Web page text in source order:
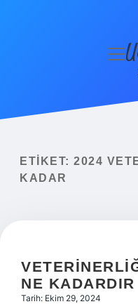
Yasal Uyarı
ETIKET: 2024
KADAR
NE KADARDIR
Tarih: Ekim 29, 2024